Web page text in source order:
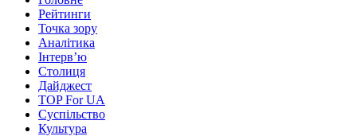
Рейтинги
Точка зору
Аналітика
Інтерв’ю
Столиця
Дайджест
TOP For UA
Суспiльство
Культура